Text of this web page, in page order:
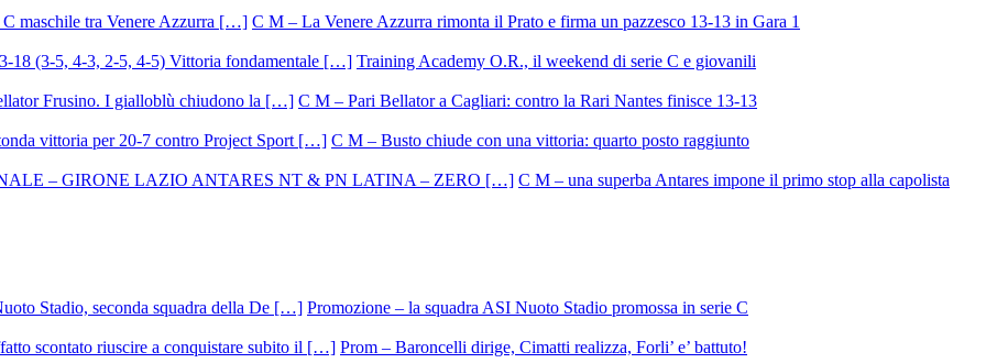
C M – La Venere Azzurra rimonta il Prato e firma un pazzesco 13-13 in Gara 1
Training Academy O.R., il weekend di serie C e giovanili
C M – Pari Bellator a Cagliari: contro la Rari Nantes finisce 13-13
C M – Busto chiude con una vittoria: quarto posto raggiunto
C M – una superba Antares impone il primo stop alla capolista
Promozione – la squadra ASI Nuoto Stadio promossa in serie C
Prom – Baroncelli dirige, Cimatti realizza, Forli’ e’ battuto!